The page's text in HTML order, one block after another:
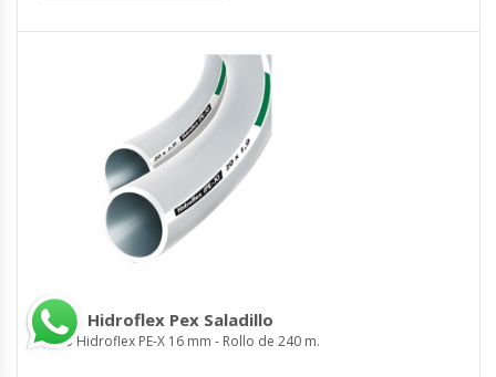
Tubo Hidroflex Pex Saladillo
Tubo Hidroflex PE-X 16 mm - Rollo de 240 m.